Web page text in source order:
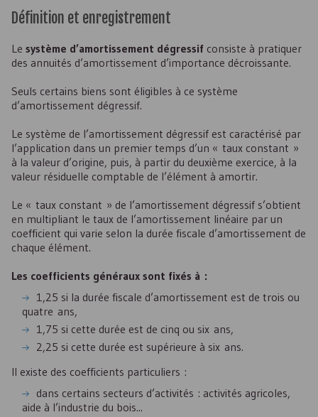
Définition et enregistrement
Le système d’amortissement dégressif consiste à pratiquer
des annuités d’amortissement d’importance décroissante.
Seuls certains biens sont éligibles à ce système
d’amortissement dégressif.
Le système de l’amortissement dégressif est caractérisé par
l’application dans un premier temps d’un « taux constant »
à la valeur d’origine, puis, à partir du deuxième exercice, à la
valeur résiduelle comptable de l’élément à amortir.
Le « taux constant » de l’amortissement dégressif s’obtient
en multipliant le taux de l’amortissement linéaire par un
coefficient qui varie selon la durée fiscale d’amortissement de
chaque élément.
Les coefficients généraux sont fixés à :
1,25 si la durée fiscale d’amortissement est de trois ou
quatre ans,
1,75 si cette durée est de cinq ou six ans,
2,25 si cette durée est supérieure à six ans.
Il existe des coefficients particuliers :
dans certains secteurs d’activités : activités agricoles,
aide à l’industrie du bois...